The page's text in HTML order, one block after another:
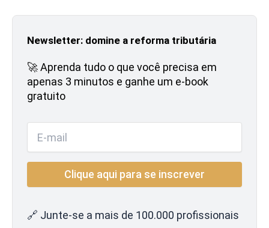
Newsletter: domine a reforma tributária
🚀 Aprenda tudo o que você precisa em
apenas 3 minutos e ganhe um e-book
gratuito
🔗 Junte-se a mais de 100.000 profissionais